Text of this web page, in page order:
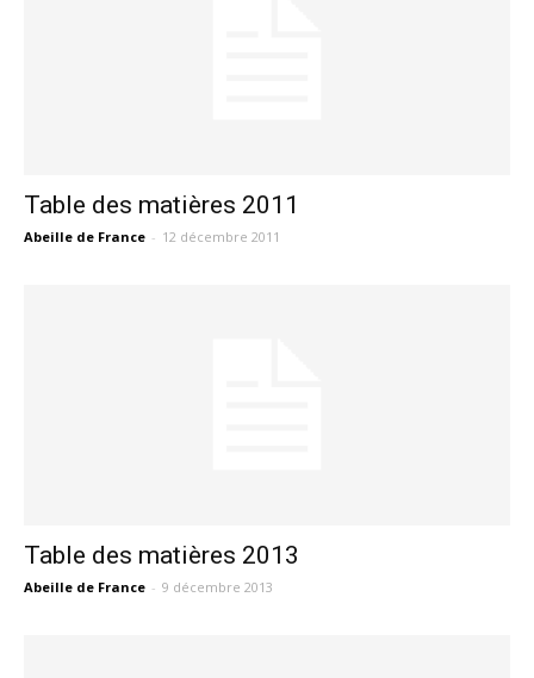
Table des matières 2011
Abeille de France - 12 décembre 2011
Table des matières 2013
Abeille de France - 9 décembre 2013